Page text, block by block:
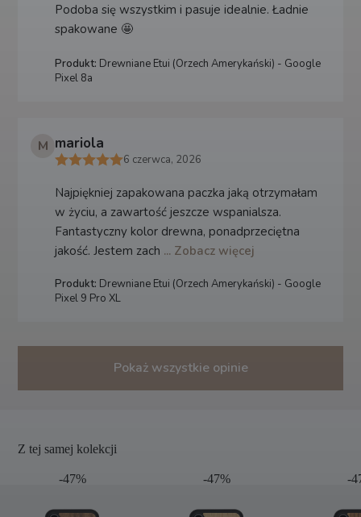
Podoba się wszystkim i pasuje idealnie. Ładnie
spakowane 🤩
Produkt: Drewniane Etui (Orzech Amerykański) - Google
Pixel 8a
M mariola
6 czerwca, 2026
Najpiękniej zapakowana paczka jaką otrzymałam
w życiu, a zawartość jeszcze wspanialsza.
Fantastyczny kolor drewna, ponadprzeciętna
jakość. Jestem zach ... Zobacz więcej
Produkt: Drewniane Etui (Orzech Amerykański) - Google
Pixel 9 Pro XL
Pokaż wszystkie opinie
Z tej samej kolekcji
-47% -47% -